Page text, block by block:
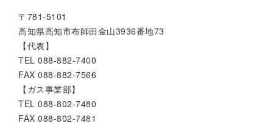
〒781-5101
高知県高知市布師田金山3936番地73
【代表】
TEL 088-882-7400
FAX 088-882-7566
【ガス事業部】
TEL 088-802-7480
FAX 088-802-7481